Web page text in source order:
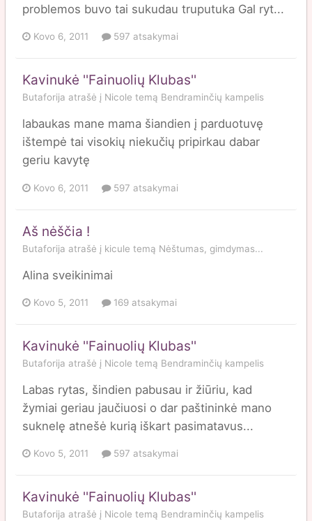
problemos buvo tai sukudau truputuka Gal ryt...
Kovo 6, 2011 597 atsakymai
Kavinukė ''Fainuolių Klubas''
Butaforija atrašė į Nicole temą Bendraminčių kampelis
labaukas mane mama šiandien į parduotuvę
ištempė tai visokių niekučių pripirkau dabar
geriu kavytę
Kovo 6, 2011 597 atsakymai
Aš nėščia !
Butaforija atrašė į kicule temą Nėštumas, gimdymas...
Alina sveikinimai
Kovo 5, 2011 169 atsakymai
Kavinukė ''Fainuolių Klubas''
Butaforija atrašė į Nicole temą Bendraminčių kampelis
Labas rytas, šindien pabusau ir žiūriu, kad
žymiai geriau jaučiuosi o dar paštininkė mano
suknelę atnešė kurią iškart pasimatavus...
Kovo 5, 2011 597 atsakymai
Kavinukė ''Fainuolių Klubas''
Butaforija atrašė į Nicole temą Bendraminčių kampelis